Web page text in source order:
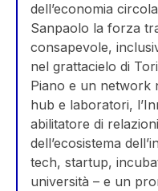
dell’economia
Sanpaolo la forza
consapevole,
nel grattacielo di
Piano e un network
hub e laboratori,
abilitatore di
dell’ecosistema
tech, startup,
università – e un